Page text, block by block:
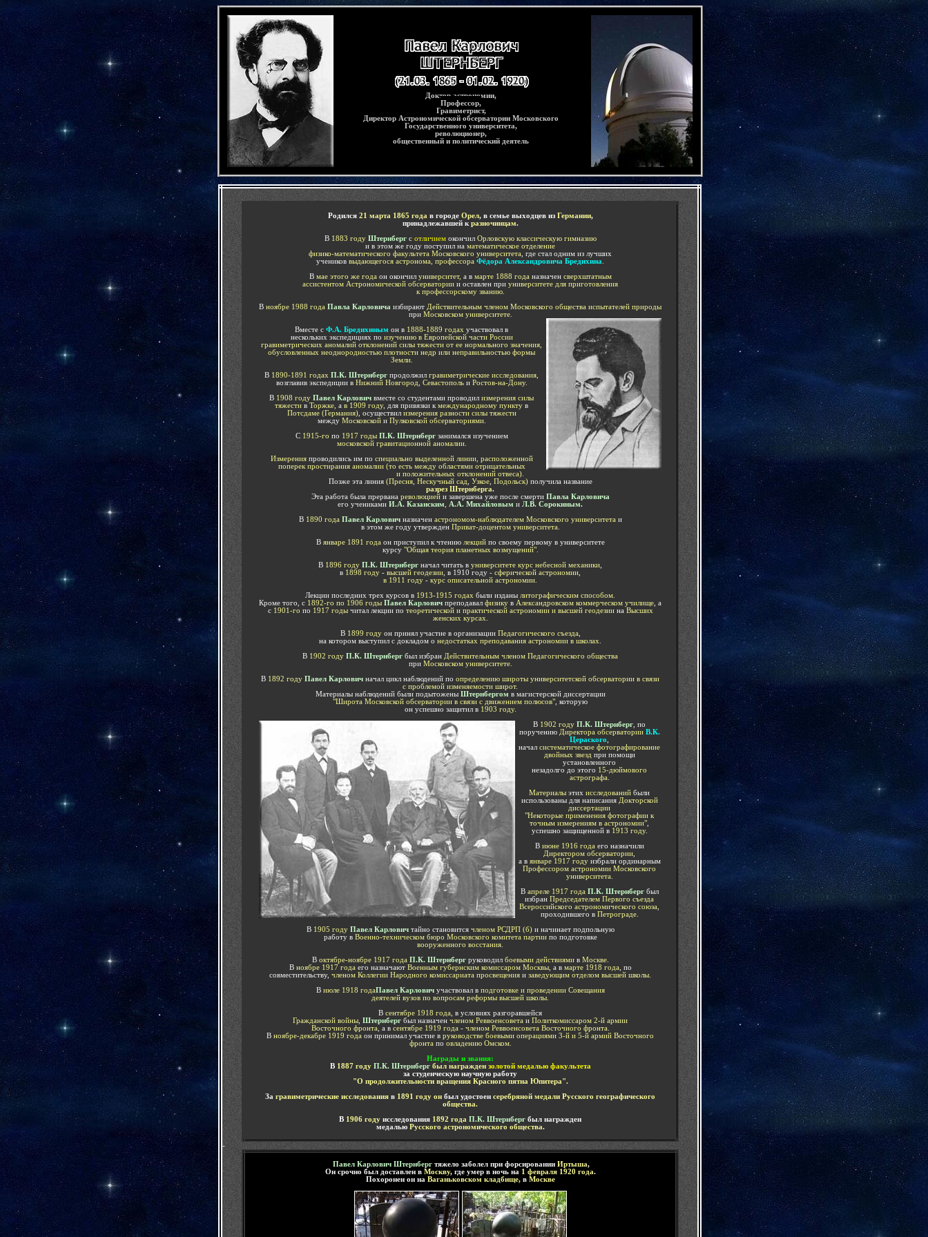
Доктор астрономии,
Профессор,
Гравиметрист,
Директор Астрономической обсерватории Московского
Государственного университета,
революционер,
общественный и политический деятель
-
Родился21 марта 1865 года в городе Орел, в семье выходцев из Германии,
принадлежавшей кразночинцам.
В 1883 году Штернберг с отличием окончилОрловскую классическую гимназию
и в этом же году поступил на математическое отделение
физико-математического факультета Московского университета , где стал одним из лучших
учеников выдающегося астронома, профессора Фёдора Александровича Бредихина
Вмае этого же года он окончилуниверситет, а в марте 1888 года назначен сверхштатным
ассистентом Астрономической обсерватории и оставлен при университете для приготовления
к профессорскому званию.
В ноябре 1988 года Павла Карловича избирают Действительным членом Московского общества испытателей природы
приМосковском университете.
Вместе с Ф.А. Бредихиным он в 1888-1889 годах участвовал в
нескольких экспедициях по изучению в Европейской части России
гравиметрических аномалий отклонений силы тяжести от ее нормального значения,
обусловленных неоднородностью плотности недр или неправильностью формы
Земли.
В 1890-1891 годах П.К. Штернберг продолжил гравиметрические исследования,
возглавив экспедиции вНижний Новгород Севастополь иРостов-на-Дону.
В 1908 году Павел Карлович вместе со студентами проводил измерения силы
тяжести в Торжке, а в 1909 году, для привязки к международному пункту в
Потсдаме (Германия), осуществил измерения разности силы тяжести
междуМосковскойи Пулковской обсерваториями.
С 1915-го по 1917 годы П.К. Штернберг занимался изучением
московской гравитационной аномалии.
Измерения проводились им по специально выделенной линии, расположенной
поперек простирания аномалии (то есть между областями отрицательных
и положительных отклонений отвеса).
Позже эта линия(Пресня, Нескучный сад Узкое, Подольск) получила название
разрез Штернберга.
Эта работа была прервана революцией и завершена уже после смерти Павла Карловича
его учениками И.А. Казанским А.А. Михайловым и Л.В. Сорокиным.
В 1890 года Павел Карловичназначен астрономом-наблюдателем Московского университета и
в этом же году утвержден Приват-доцентом университета
В январе 1891 года он приступил к чтению лекцийпо своему первому в университете
курсу "Общая теория планетных возмущений".
В 1896 году П.К. Штернберг начал читать в университете курс небесной механики
в 1898 году - высшей геодезии , в 1910 году - сферической астрономии
в 1911 году - курс описательной астрономии
Лекции последних трех курсов в 1913-1915 годах были изданы литографическим способом
Кроме того, с 1892-го по 1906 годы Павел Карлович преподавал физику в Александровском коммерческом училище , а
с 1901-го по 1917 годычитал лекции по теоретической и практической астрономии и высшей геодезиина Высших
женских курсах
В 1899 годуон принял участие в организации Педагогического съезда
на котором выступил с докладом о недостатках преподавания астрономии в школах
В 1902 году П.К. Штернберг был избран Действительным членом Педагогического общества
при Московском университете.
В 1892 году Павел Карлович начал цикл наблюдений по определению широты университетской обсерватории в связи
с проблемой изменяемости широт.
Материалы наблюдений были подытожены Штернбергом в магистерской диссертации
"Широта Московской обсерватории в связи с движением полюсов" , которую
он успешно защитил в 1903 году.
В 1902 году П.К. Штернберг , по
поручению Директора обсерватории В.К.
Цераского
начал систематическое фотографирование
двойных звезд при помощи
установленного
незадолго до этого 15-дюймового
астрографа
Материалы этих исследований были
использованы для написания Докторской
диссертации
"Некоторые применения фотографии к
точным измерениям в астрономии"
успешно защищенной в 1913 году.
В июне 1916 года его назначили
Директором обсерватории
а в январе 1917 годуизбрали ординарным
Профессором астрономии Московского
университета
В апреле 1917 года П.К. Штернберг был
избран Председателем Первого съезда
Всероссийского астрономического союза
проходившего в Петрограде.
В 1905 году Павел Карловичтайно становится членом РСДРП (б)и начинает подпольную
работу в Военно-техническом бюро Московского комитета партиипо подготовке
вооруженного восстания
В октябре-ноябре 1917 года П.К. Штернбергруководил боевыми действиямив Москве.
В ноябре 1917 года его назначают Военным губернским комиссаром Москвы, а в марте 1918 года , по
совместительству, членом Коллегии Народного комиссариата просвещения и заведующим отделом высшей школы
Виюле 1918 годаПавел Карловичучаствовал в подготовке и проведении Совещания
деятелей вузов по вопросам реформы высшей школы
В сентябре 1918 года , в условиях разгоравшейся
Гражданской войны Штернберг был назначен членом Реввоенсовета и Политкомиссаром 2-й армии
Восточного фронта , а в сентябре 1919 года - членом Реввоенсовета Восточного фронта
В ноябре-декабре 1919 года он принимал участие в руководстве боевыми операциями 3-й и 5-й армий Восточного
фронта по овладению Омском.
Награды и звания:
В1887 году П.К. Штернбергбыл награжден золотой медалью факультета
за студенческую научную работу
"О продолжительности вращения Красного пятна Юпитера".
За гравиметрические исследования в 1891 году он был удостоен серебряной медали Русского географического
общества.
В 1906 году исследования 1892 года П.К. Штернберг был награжден
медалью Русского астрономического общества.
-
Павел Карлович Штернберг тяжело заболел при форсировании Иртыша,
Он срочно был доставлен в Москву, где умер в ночь на 1 февраля 1920 года.
Похоронен он на Ваганьковском кладбище,в Москве